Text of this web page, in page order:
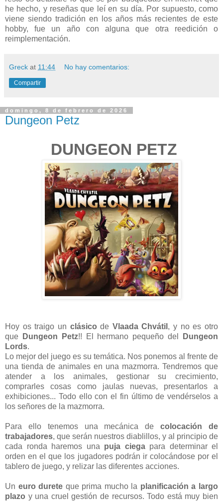
he hecho, y reseñas que leí en su día. Por supuesto, como
viene siendo tradición en los años más recientes de este
hobby, fue un año con alguna que otra reedición o
reimplementación.
Greck at 11:44 No hay comentarios:
Compartir
domingo, 8 de febrero de 2026
Dungeon Petz
DUNGEON PETZ
Hoy os traigo un clásico de Vlaada Chvátil , y no es otro
que
Dungeon Petz!! El hermano pequeño del
Dungeon
Lords.
Lo mejor del juego es su temática. Nos ponemos al frente de
una tienda de animales en una mazmorra. Tendremos que
atender a los animales, gestionar su crecimiento,
comprarles cosas como jaulas nuevas, presentarlos a
exhibiciones... Todo ello con el fin último de vendérselos a
los señores de la mazmorra.
Para ello tenemos una mecánica decolocación de
trabajadores, que serán nuestros diablillos, y al principio de
cada ronda haremos una puja ciegapara determinar el
orden en el que los jugadores podrán ir colocándose por el
tablero de juego, y relizar las diferentes acciones.
Un euro durete que prima mucho la planificación a largo
plazo y una cruel gestión de recursos. Todo está muy bien